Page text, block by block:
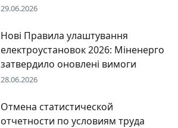
29.06.2026
Нові Правила улаштування
електроустановок 2026: Міненерго
затвердило оновлені вимоги
28.06.2026
Отмена статистической
отчетности по условиям труда